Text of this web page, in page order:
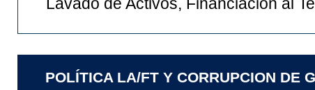
POLÍTICA LA/FT Y CORRUPCION DE